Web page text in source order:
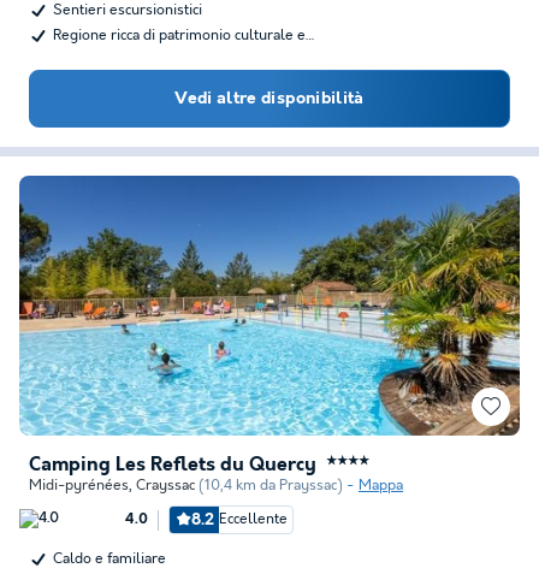
Sentieri escursionistici
Regione ricca di patrimonio culturale e…
Vedi altre disponibilità
Camping Les Reflets du Quercy ★★★★
Midi-pyrénées, Crayssac (10,4 km da Prayssac) Mappa
4.0 8.2 Eccellente
Caldo e familiare